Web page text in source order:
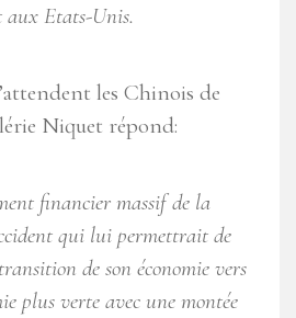
Etats-Unis.
les Chinois de
Niquet répond:
financier massif de la
qui lui permettrait de
de son économie vers
plus verte avec une montée